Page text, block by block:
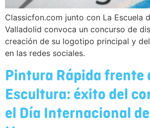
Classicfon.com junto con La Escuela
Valladolid convoca un concurso de
creación de su logotipo principal y
en las redes sociales.
Pintura Rápida frente
Escultura: éxito del
el Día Internacional